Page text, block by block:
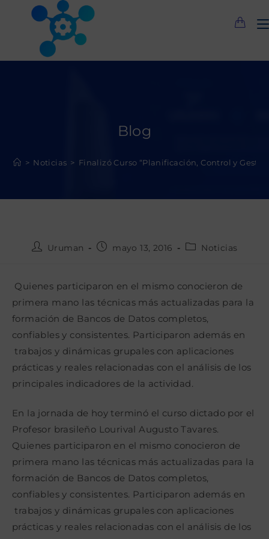
Blog
> Noticias > Finalizó Curso “Planificación, Control y
Autor
entrada:
Uruman
Publicación
entrada:
mayo 13, 2016
Categoría
entrada:
Noticias
Quienes participaron en el mismo conocieron de
primera mano las técnicas más actualizadas para la
formación de Bancos de Datos completos,
confiables y consistentes. Participaron además en
trabajos y dinámicas grupales con aplicaciones
prácticas y reales relacionadas con el análisis de los
principales indicadores de la actividad.
En la jornada de hoy terminó el curso dictado por el
Profesor brasileño Lourival Augusto Tavares.
Quienes participaron en el mismo conocieron de
primera mano las técnicas más actualizadas para la
formación de Bancos de Datos completos,
confiables y consistentes. Participaron además en
trabajos y dinámicas grupales con aplicaciones
prácticas y reales relacionadas con el análisis de los